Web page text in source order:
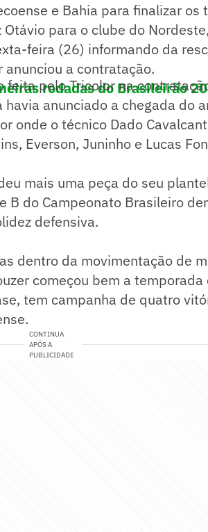
e Bahia para finalizar os
para o clube do
feira (26) informando da
anunciou a contratação.
rodadas do Brasileirão
feita pelo Tricolor na
anunciado a chegada do
onde o técnico Dado
Everson, Juninho e Lucas
mais uma peça do seu
B do Campeonato Brasileiro
defensiva.
dentro da movimentação de
começou bem a temporada
tem campanha de quatro
CONTINUA
APÓS A
PUBLICIDADE